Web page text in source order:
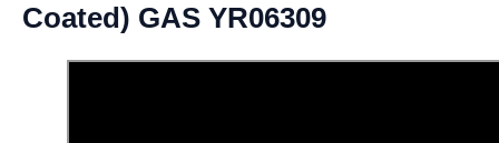
Coated) GAS YR06309